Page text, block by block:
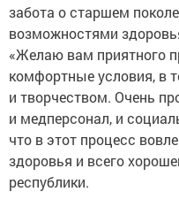
забота о старшем
возможностями
«Желаю вам приятного
комфортные условия, в
и творчеством. Очень
и медперсонал, и
что в этот процесс
здоровья и всего
республики.